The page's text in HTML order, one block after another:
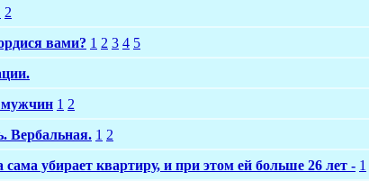
2
вами? 1 2 3 4 5
1 2
Вербальная. 1 2
убирает квартиру, и при этом ей больше 26 лет - 1